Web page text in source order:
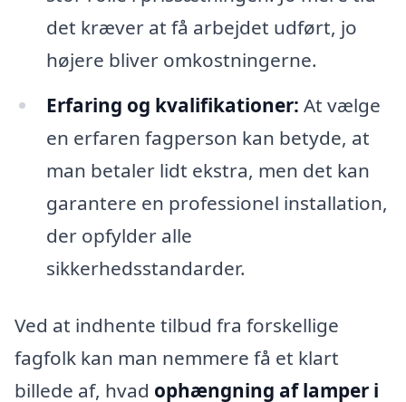
det kræver at få arbejdet udført, jo
højere bliver omkostningerne.
Erfaring og kvalifikationer: At vælge
en erfaren fagperson kan betyde, at
man betaler lidt ekstra, men det kan
garantere en professionel installation,
der opfylder alle
sikkerhedsstandarder.
Ved at indhente tilbud fra forskellige
fagfolk kan man nemmere få et klart
billede af, hvad ophængning af lamper i